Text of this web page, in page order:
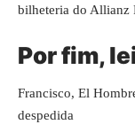
bilheteria do Allianz
Por fim,
Francisco, El
despedida